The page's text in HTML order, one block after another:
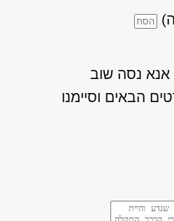
אנא נסה שוב
הבאים וסיימנו